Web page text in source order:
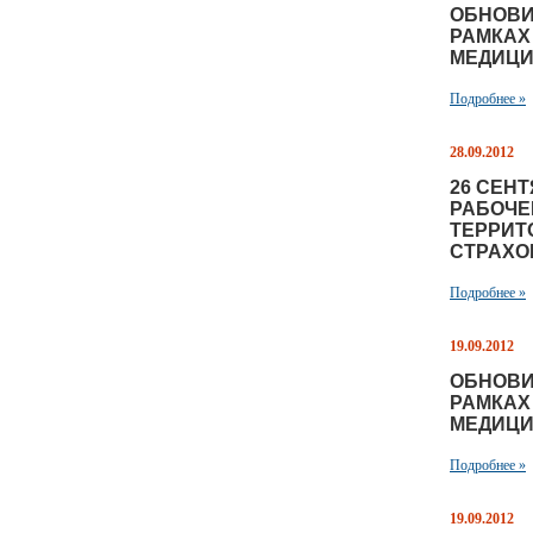
Подробнее »
28.09.2012
26
Подробнее »
19.09.2012
Подробнее »
19.09.2012